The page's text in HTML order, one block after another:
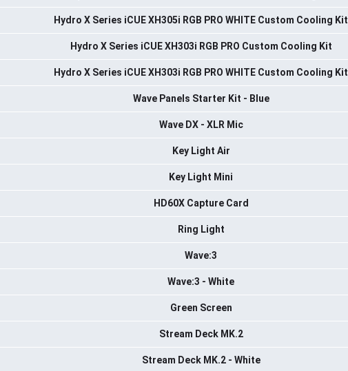
Hydro X Series iCUE XH305i RGB PRO WHITE Custom Cooling Kit
Hydro X Series iCUE XH303i RGB PRO Custom Cooling Kit
Hydro X Series iCUE XH303i RGB PRO WHITE Custom Cooling Kit
Wave Panels Starter Kit - Blue
Wave DX - XLR Mic
Key Light Air
Key Light Mini
HD60X Capture Card
Ring Light
Wave:3
Wave:3 - White
Green Screen
Stream Deck MK.2
Stream Deck MK.2 - White